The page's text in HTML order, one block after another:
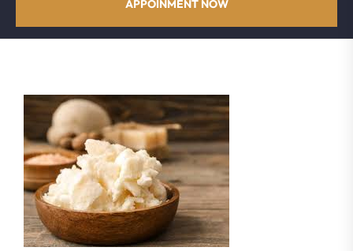
APPOINMENT NOW